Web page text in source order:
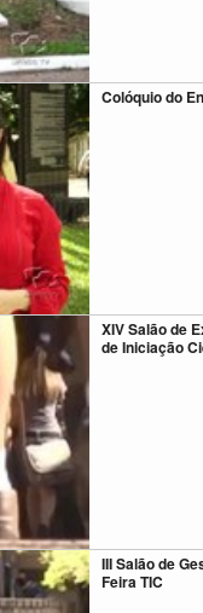
Colóquio do
XIV Salão de
de Iniciação
III Salão de
Feira TIC